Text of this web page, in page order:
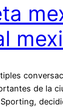
de la